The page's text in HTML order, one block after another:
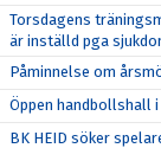
Torsdagens
är inställd pga
Påminnelse om
Öppen handbollshall
BK HEID söker